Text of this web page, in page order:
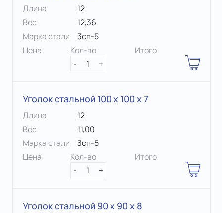
Длина
12
Вес
12,36
Марка стали
3сп-5
Цена
Кол-во
-
1 +
Итого
Уголок стальной 100 х 100 x 7
Длина
12
Вес
11,00
Марка стали
3сп-5
Цена
Кол-во
-
1 +
Итого
Уголок стальной 90 х 90 x 8